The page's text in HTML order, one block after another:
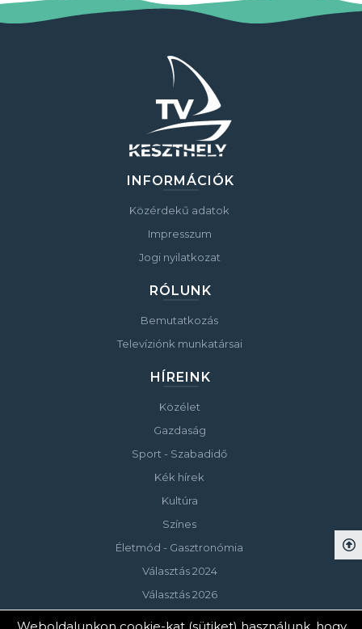
INFORMÁCIÓK
Közérdekű adatok
Impresszum
Jogi nyilatkozat
RÓLUNK
Bemutatkozás
Televíziónk munkatársai
HÍREINK
Közélet
Gazdaság
Sport - Szabadidő
Kék hírek
Kultúra
Színes
Életmód - Gasztronómia
Választás 2024
Választás 2026